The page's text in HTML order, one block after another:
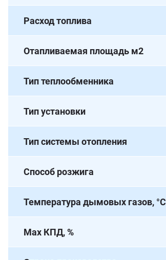
Расход топлива
Отапливаемая площадь м2
Тип теплообменника
Тип установки
Тип системы отопления
Способ розжига
Температура дымовых газов, °С
Max КПД, %